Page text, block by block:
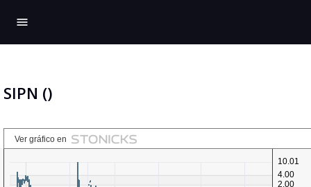
menu
SIPN ()